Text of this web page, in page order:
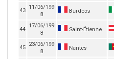
43
11/06/199
8
Burdeos
44
17/06/199
8
Saint-Étienne
45
23/06/199
8
Nantes